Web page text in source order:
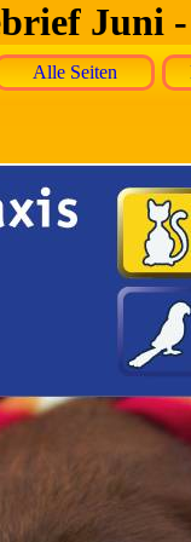
Juni
Alle Seiten